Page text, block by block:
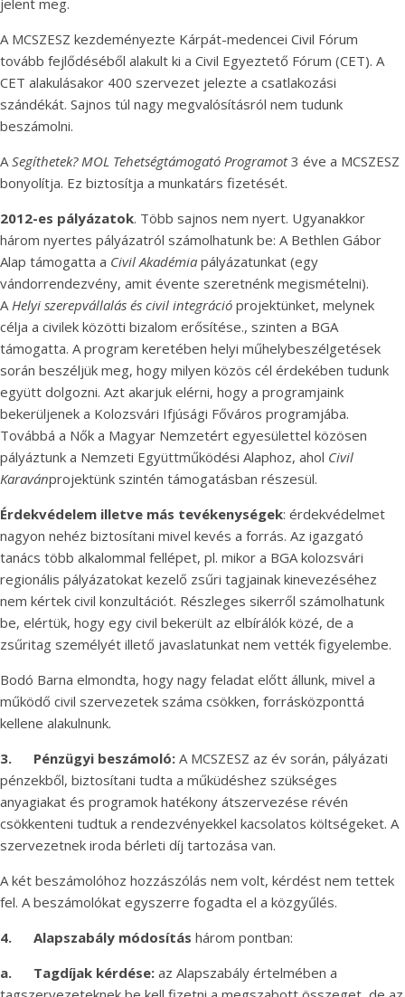
jelent meg.
A MCSZESZ kezdeményezte Kárpát-medencei Civil Fórum
tovább fejlődéséből alakult ki a Civil Egyeztető Fórum (CET). A
CET alakulásakor 400 szervezet jelezte a csatlakozási
szándékát. Sajnos túl nagy megvalósításról nem tudunk
beszámolni.
ASegíthetek? MOL Tehetségtámogató Programot3 éve a MCSZESZ
bonyolítja. Ez biztosítja a munkatárs fizetését.
2012-es pályázatok. Több sajnos nem nyert. Ugyanakkor
három nyertes pályázatról számolhatunk be: A Bethlen Gábor
Alap támogatta a Civil Akadémia pályázatunkat (egy
vándorrendezvény, amit évente szeretnénk megismételni).
AHelyi szerepvállalás és civil integráció projektünket, melynek
célja a civilek közötti bizalom erősítése., szinten a BGA
támogatta. A program keretében helyi műhelybeszélgetések
során beszéljük meg, hogy milyen közös cél érdekében tudunk
együtt dolgozni. Azt akarjuk elérni, hogy a programjaink
bekerüljenek a Kolozsvári Ifjúsági Főváros programjába.
Továbbá a Nők a Magyar Nemzetért egyesülettel közösen
pályáztunk a Nemzeti Együttműködési Alaphoz, ahol Civil
Karavánprojektünk szintén támogatásban részesül.
Érdekvédelem illetve más tevékenységek: érdekvédelmet
nagyon nehéz biztosítani mivel kevés a forrás. Az igazgató
tanács több alkalommal fellépet, pl. mikor a BGA kolozsvári
regionális pályázatokat kezelő zsűri tagjainak kinevezéséhez
nem kértek civil konzultációt. Részleges sikerről számolhatunk
be, elértük, hogy egy civil bekerült az elbírálók közé, de a
zsűritag személyét illető javaslatunkat nem vették figyelembe.
Bodó Barna elmondta, hogy nagy feladat előtt állunk, mivel a
működő civil szervezetek száma csökken, forrásközponttá
kellene alakulnunk.
3. Pénzügyi beszámoló: A MCSZESZ az év során, pályázati
pénzekből, biztosítani tudta a műküdéshez szükséges
anyagiakat és programok hatékony átszervezése révén
csökkenteni tudtuk a rendezvényekkel kacsolatos költségeket. A
szervezetnek iroda bérleti díj tartozása van.
A két beszámolóhoz hozzászólás nem volt, kérdést nem tettek
fel. A beszámolókat egyszerre fogadta el a közgyűlés.
4. Alapszabály módosítás három pontban:
a. Tagdíjak kérdése: az Alapszabály értelmében a